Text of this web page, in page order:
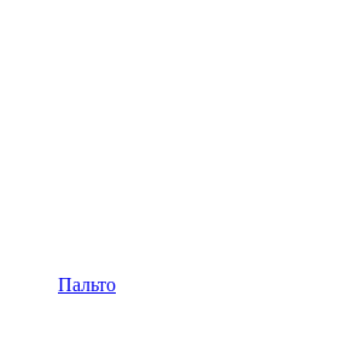
Пальто